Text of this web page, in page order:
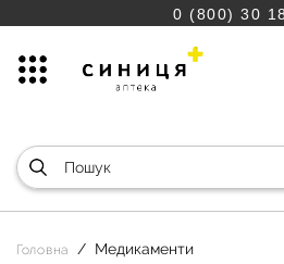
0 (800) 30
Головна Медикаменти